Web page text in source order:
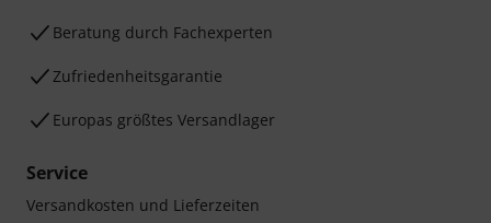
Beratung durch Fachexperten
Zufriedenheitsgarantie
Europas größtes Versandlager
Service
Versandkosten und Lieferzeiten